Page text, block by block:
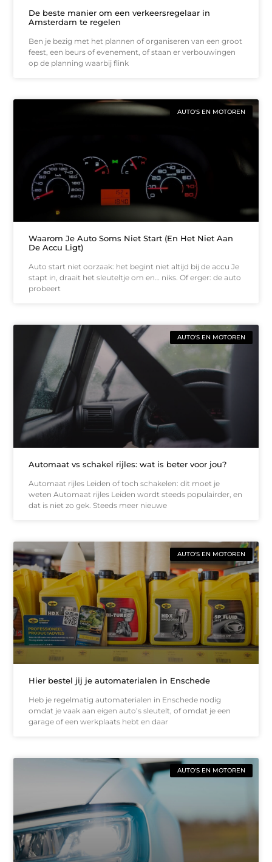
De beste manier om een verkeersregelaar in
Amsterdam te regelen
Ben je bezig met het plannen of organiseren van een groot
feest, een beurs of evenement, of staan er verbouwingen
op de planning waarbij flink
AUTO'S EN MOTOREN
Waarom Je Auto Soms Niet Start (En Het Niet Aan
De Accu Ligt)
Auto start niet oorzaak: het begint niet altijd bij de accu Je
stapt in, draait het sleuteltje om en… niks. Of erger: de auto
probeert
AUTO'S EN MOTOREN
Automaat vs schakel rijles: wat is beter voor jou?
Automaat rijles Leiden of toch schakelen: dit moet je
weten Automaat rijles Leiden wordt steeds populairder, en
dat is niet zo gek. Steeds meer nieuwe
AUTO'S EN MOTOREN
Hier bestel jij je automaterialen in Enschede
Heb je regelmatig automaterialen in Enschede nodig
omdat je vaak aan eigen auto’s sleutelt, of omdat je een
garage of een werkplaats hebt en daar
AUTO'S EN MOTOREN